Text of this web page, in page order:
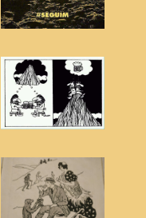
Els Centpeus estem
amb la recuperació del